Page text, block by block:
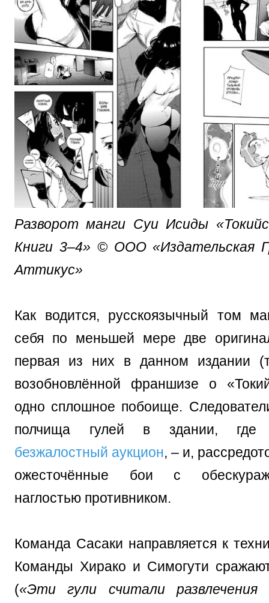
Разворот манги Суи Исиды
Книги 3–4» © ООО «Издательская
Аттикус»
Как водится, русскоязычный том
себя по меньшей мере две
первая из них в данном
возобновлённой франшизе о
одно сплошное побоище.
полчища гулей в здании, где
безжалостный аукцион, – и,
ожесточённые бои с
наглостью противником.
Команда Сасаки направляется к
Команды Хирако и Симогути
(«Эти гули считали развлечения